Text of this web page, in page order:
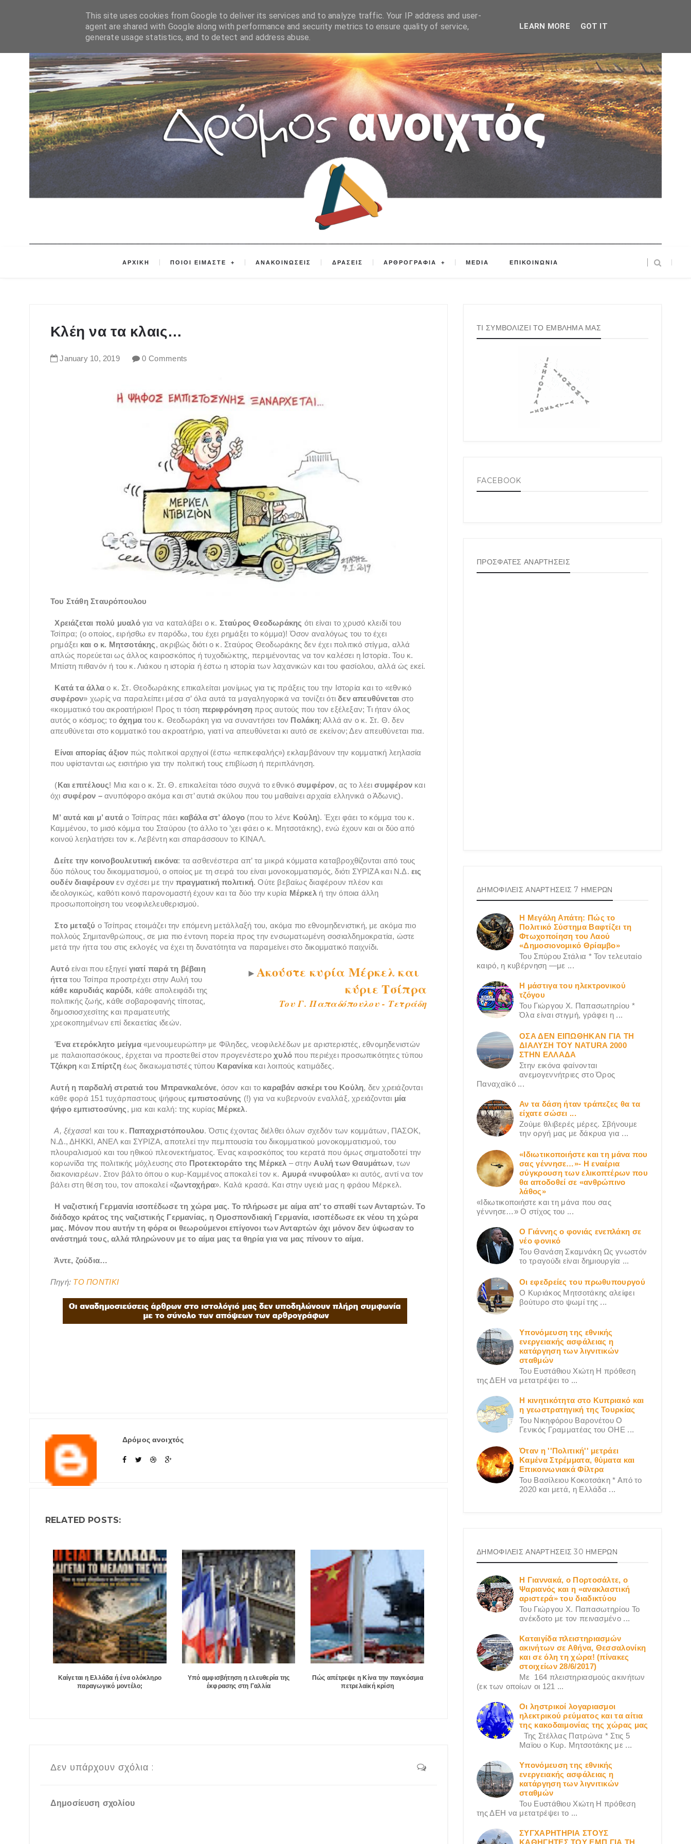
ΑΡΧΙΚΗ ΠΟΙΟΙ ΕΙΜΑΣΤΕ ΑΝΑΚΟΙΝΩΣΕΙΣ ΔΡΑΣΕΙΣ ΑΡΘΡΟΓΡΑΦΙΑ MEDIA ΕΠΙΚΟΙΝΩΝΙΑ
Κλέη να τα κλαις…
January 10, 2019 0 Comments
Του Στάθη Σταυρόπουλου
Χρειάζεται πολύ μυαλόγια να καταλάβει ο κ. Σταύρος Θεοδωράκης ότι είναι το χρυσό κλειδί του
Τσίπρα; (ο οποίος, ειρήσθω εν παρόδω, του έχει ρημάξει το κόμμα)! Όσον αναλόγως του το έχει
ρημάξει και ο κ. Μητσοτάκης, ακριβώς διότι ο κ. Σταύρος Θεοδωράκης δεν έχει πολιτικό στίγμα, αλλά
απλώς πορεύεται ως άλλος καιροσκόπος ή τυχοδιώκτης, περιμένοντας να τον καλέσει η Ιστορία. Του κ.
Μπίστη πιθανόν ή του κ. Λιάκου η ιστορία ή έστω η ιστορία των λαχανικών και του φασίολου, αλλά ώς εκεί.
Κατά τα άλλαο κ. Στ. Θεοδωράκης επικαλείται μονίμως για τις πράξεις του την Ιστορία και το «εθνικό
συφέρον» χωρίς να παραλείπει μέσα σ’ όλα αυτά τα μαγαληγορικά να τονίζει ότιδεν απευθύνεται στο
«κομματικό του ακροατήριο»! Προς τι τόση περιφρόνησηπρος αυτούς που τον εξέλεξαν; Τι ήταν όλος
αυτός ο κόσμος; το όχημα του κ. Θεοδωράκη για να συναντήσει τον Πολάκη; Αλλά αν ο κ. Στ. Θ. δεν
απευθύνεται στο κομματικό του ακροατήριο, γιατί να απευθύνεται κι αυτό σε εκείνον; Δεν απευθύνεται πια.
Είναι απορίας άξιον πώς πολιτικοί αρχηγοί (έστω «επικεφαλής») εκλαμβάνουν την κομματική λεηλασία
που υφίστανται ως εισιτήριο για την πολιτική τους επιβίωση ή περιπλάνηση.
(Και επιτέλους! Μια και ο κ. Στ. Θ. επικαλείται τόσο συχνά το εθνικό συμφέρον, ας το λέεισυμφέρον και
όχι συφέρον –ανυπόφορο ακόμα και στ’ αυτιά σκύλου που του μαθαίνει αρχαία ελληνικά ο Άδωνις).
Μ’ αυτά και μ’ αυτά ο Τσίπρας πάει καβάλα στ’ άλογο(που το λένε Κούλη). Έχει φάει το κόμμα του κ.
Καμμένου, το μισό κόμμα του Σταύρου (το άλλο το ’χει φάει ο κ. Μητσοτάκης), ενώ έχουν και οι δύο από
κοινού λεηλατήσει τον κ. Λεβέντη και σπαράσσουν το ΚΙΝΑΛ.
Δείτε την κοινοβουλευτική εικόνα: τα ασθενέστερα απ’ τα μικρά κόμματα καταβροχθίζονται από τους
δύο πόλους του δικομματισμού, ο οποίος με τη σειρά του είναι μονοκομματισμός, διότι ΣΥΡΙΖΑ και Ν.Δ.εις
ουδέν διαφέρουν εν σχέσει με την πραγματική πολιτική. Ούτε βεβαίως διαφέρουν πλέον και
ιδεολογικώς, καθότι κοινό παρονομαστή έχουν και τα δύο την κυρία Μέρκελή την όποια άλλη
προσωποποίηση του νεοφιλελευθερισμού.
Στο μεταξύ ο Τσίπρας ετοιμάζει την επόμενη μετάλλαξή του, ακόμα πιο εθνομηδενιστική, με ακόμα πιο
πολλούς Σημιτανθρώπους, σε μια πιο έντονη πορεία προς την ενσωματωμένη σοσιαλδημοκρατία, ώστε
μετά την ήττα του στις εκλογές να έχει τη δυνατότητα να παραμείνει στο δικομματικό παιχνίδι.
►Ακούστε κυρία Μέρκελ και
κύριε Τσίπρα
Του Γ. Παπαδόπουλου - Τετράδη
Αυτόείναι που εξηγεί γιατί παρά τη βέβαιη
ήττατου Τσίπρα προστρέχει στην Αυλή του
κάθε καρυδιάς καρύδι, κάθε απολειφάδι της
πολιτικής ζωής, κάθε σοβαροφανής τίποτας,
δημοσιοσχεσίτης και πραματευτής
χρεοκοπημένων επί δεκαετίας ιδεών.
Ένα ετερόκλητο μείγμα«μενουμευρώπη» με Φίληδες, νεοφιλελέδων με αριστεριστές, εθνομηδενιστών
με παλαιοπασόκους, έρχεται να προστεθεί στον προγενέστεροχυλό που περιέχει προσωπικότητες τύπου
Τζάκρη καιΣπίρτζηέως δικαιωματιστές τύπου Καρανίκακαι λοιπούς κατιμάδες.
Αυτή η παρδαλή στρατιά του Μπρανκαλεόνε, όσον και το καραβάν ασκέρι του Κούλη, δεν χρειάζονται
κάθε φορά 151 τυχάρπαστους ψήφουςεμπιστοσύνης (!) για να κυβερνούν εναλλάξ, χρειάζονται μία
ψήφο εμπιστοσύνης, μια και καλή: της κυρίας Μέρκελ.
Α, ξέχασα! και του κ. Παπαχριστόπουλου. Όστις έχοντας διέλθει όλων σχεδόν των κομμάτων, ΠΑΣΟΚ,
Ν.Δ., ΔΗΚΚΙ, ΑΝΕΛ και ΣΥΡΙΖΑ, αποτελεί την πεμπτουσία του δικομματικού μονοκομματισμού, του
πλουραλισμού και του ηθικού πλεονεκτήματος. Ένας καιροσκόπος του κερατά που όμως σηματοδοτεί την
κορωνίδα της πολιτικής μόχλευσης στο Προτεκτοράτο της Μέρκελ – στην Αυλή των Θαυμάτων, των
διακονιαρέων. Στον βάλτο όπου ο κυρ-Καμμένος αποκαλεί τον κ. Αμυρά«νυφούλα» κι αυτός, αντί να τον
βάλει στη θέση του, τον αποκαλεί «ζωντοχήρα». Καλά κρασά. Και στην υγειά μας η φράου Μέρκελ.
Η ναζιστική Γερμανία ισοπέδωσε τη χώρα μας. Το πλήρωσε με αίμα απ’ το σπαθί των Ανταρτών. Το
διάδοχο κράτος της ναζιστικής Γερμανίας, η Ομοσπονδιακή Γερμανία, ισοπέδωσε εκ νέου τη χώρα
μας. Μόνον που αυτήν τη φόρα οι θεωρούμενοι επίγονοι των Ανταρτών όχι μόνον δεν ύψωσαν το
ανάστημά τους, αλλά πληρώνουν με το αίμα μας τα θηρία για να μας πίνουν το αίμα.
Άντε, ζούδια…
Πηγή: ΤΟ ΠΟΝΤΙΚΙ
Δρόμος ανοιχτός
RELATED POSTS:
Καίγεται η Ελλάδα ή ένα ολόκληρο
παραγωγικό μοντέλο;
Υπό αμφισβήτηση η ελευθερία της
έκφρασης στη Γαλλία
Πώς απέτρεψε η Κίνα την παγκόσμια
πετρελαϊκή κρίση
Δεν υπάρχουν σχόλια :
Δημοσίευση σχολίου
ΤΙ ΣΥΜΒΟΛΙΖΕΙ ΤΟ ΕΜΒΛΗΜΑ ΜΑΣ
FACEBOOK
ΠΡΟΣΦΑΤΕΣ ΑΝΑΡΤΗΣΕΙΣ
ΔΗΜΟΦΙΛΕΙΣ ΑΝΑΡΤΗΣΕΙΣ 7 ΗΜΕΡΩΝ
Η Μεγάλη Απάτη: Πώς το
Πολιτικό Σύστημα Βαφτίζει τη
Φτωχοποίηση του Λαού
«Δημοσιονομικό Θρίαμβο»
Του Σπύρου Στάλια * Τον τελευταίο
καιρό, η κυβέρνηση —με ...
Η μάστιγα του ηλεκτρονικού
τζόγου
Του Γιώργου X. Παπασωτηρίου *
Όλα είναι στιγμή, γράφει η ...
ΟΣΑ ΔΕN ΕΙΠΩΘΗΚΑΝ ΓΙΑ ΤΗ
ΔΙΑΛΥΣΗ ΤΟΥ NATURA 2000
ΣΤΗΝ ΕΛΛΑΔΑ
Στην εικόνα φαίνονται
ανεμογεννήτριες στο Όρος
Παναχαϊκό ...
Αν τα δάση ήταν τράπεζες θα τα
είχατε σώσει ...
Ζούμε θλιβερές μέρες. Σβήνουμε
την οργή μας με δάκρυα για ...
«Ιδιωτικοποιήστε και τη μάνα που
σας γέννησε…»- Η εναέρια
σύγκρουση των ελικοπτέρων που
θα αποδοθεί σε «ανθρώπινο
λάθος»
«Ιδιωτικοποιήστε και τη μάνα που σας
γέννησε…» Ο στίχος του ...
Ο Γιάννης ο φονιάς ενεπλάκη σε
νέο φονικό
Του Θανάση Σκαμνάκη Ως γνωστόν
το τραγούδι είναι δημιουργία ...
Οι εφεδρείες του πρωθυπουργού
Ο Κυριάκος Μητσοτάκης αλείφει
βούτυρο στο ψωμί της ...
Υπονόμευση της εθνικής
ενεργειακής ασφάλειας η
κατάργηση των λιγνιτικών
σταθμών
Του Ευστάθιου Χιώτη Η πρόθεση
της ΔΕΗ να μετατρέψει το ...
Η κινητικότητα στο Κυπριακό και
η γεωστρατηγική της Τουρκίας
Του Νικηφόρου Βαρονέτου Ο
Γενικός Γραμματέας του ΟΗΕ ...
Όταν η ''Πολιτική'' μετράει
Καμένα Στρέμματα, θύματα και
Επικοινωνιακά Φίλτρα
Του Βασίλειου Κοκοτσάκη * Από το
2020 και μετά, η Ελλάδα ...
ΔΗΜΟΦΙΛΕΙΣ ΑΝΑΡΤΗΣΕΙΣ 30 ΗΜΕΡΩΝ
Η Γιαννακά, ο Πορτοσάλτε, ο
Ψαριανός και η «ανακλαστική
αριστερά» του διαδικτύου
Του Γιώργου X. Παπασωτηρίου Το
ανέκδοτο με τον πεινασμένο ...
Καταιγίδα πλειστηριασμών
ακινήτων σε Αθήνα, Θεσσαλονίκη
και σε όλη τη χώρα! (πίνακες
στοιχείων 28/6/2017)
Με 164 πλειστηριασμούς ακινήτων
(εκ των οποίων οι 121 ...
Οι ληστρικοί λογαριασμοι
ηλεκτρικού ρεύματος και τα αίτια
της κακοδαιμονίας της χώρας μας
Της Στέλλας Πατρώνα * Στις 5
Μαϊου ο Κυρ. Μητσοτάκης με ...
Υπονόμευση της εθνικής
ενεργειακής ασφάλειας η
κατάργηση των λιγνιτικών
σταθμών
Του Ευστάθιου Χιώτη Η πρόθεση
της ΔΕΗ να μετατρέψει το ...
ΣΥΓΧΑΡΗΤΗΡΙΑ ΣΤΟΥΣ
ΚΑΘΗΓΗΤΕΣ ΤΟΥ ΕΜΠ ΓΙΑ ΤΗ
This site uses cookies from Google to deliver its services and to analyze traffic. Your IP address and user-
agent are shared with Google along with performance and security metrics to ensure quality of service,
generate usage statistics, and to detect and address abuse.
LEARN MORE GOT IT